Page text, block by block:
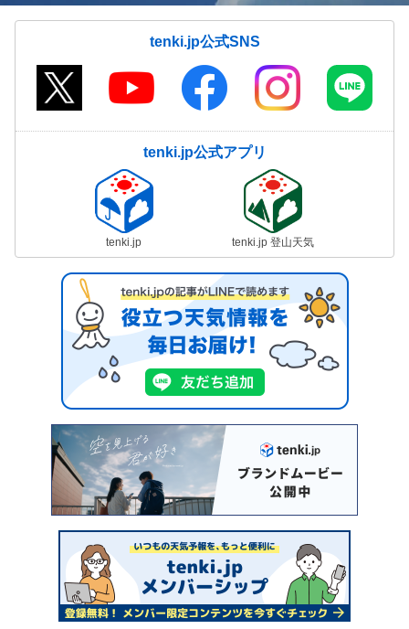
tenki.jp公式SNS
tenki.jp公式アプリ
tenki.jp tenki.jp 登山天気